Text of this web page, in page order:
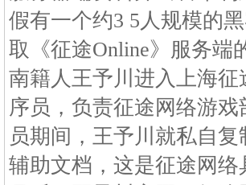
假有一个约3 5人规模的
取《征途Online》服务端
南籍人王予川进入上海
序员，负责征途网络游
员期间，王予川就私自
辅助文档，这是征途网